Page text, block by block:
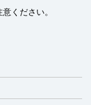
ください。